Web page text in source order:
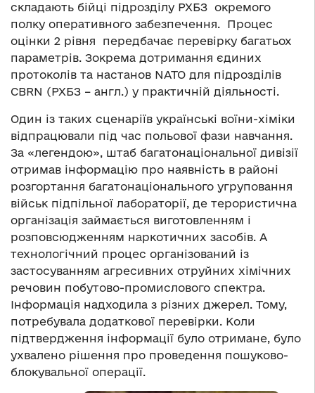
складають бійці підрозділу РХБЗ окремого
полку оперативного забезпечення. Процес
оцінки 2 рівня передбачає перевірку багатьох
параметрів. Зокрема дотримання єдиних
протоколів та настанов NATO для підрозділів
CBRN (РХБЗ – англ.) у практичній діяльності.
Один із таких сценаріїв українські воїни-хіміки
відпрацювали під час польової фази навчання.
За «легендою», штаб багатонаціональної дивізії
отримав інформацію про наявність в районі
розгортання багатонаціонального угруповання
військ підпільної лабораторії, де терористична
організація займається виготовленням і
розповсюдженням наркотичних засобів. А
технологічний процес організований із
застосуванням агресивних отруйних хімічних
речовин побутово-промислового спектра.
Інформація надходила з різних джерел. Тому,
потребувала додаткової перевірки. Коли
підтвердження інформації було отримане, було
ухвалено рішення про проведення пошуково-
блокувальної операції.